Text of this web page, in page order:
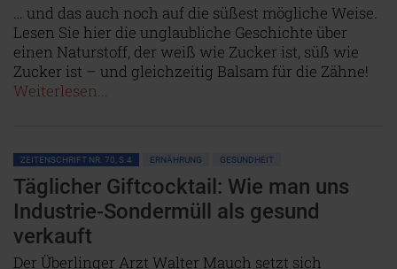
… und das auch noch auf die süßest mögliche Weise.
Lesen Sie hier die unglaubliche Geschichte über
einen Naturstoff, der weiß wie Zucker ist, süß wie
Zucker ist – und gleichzeitig Balsam für die Zähne!
Weiterlesen...
ZEITENSCHRIFT NR. 70, S.4 ERNÄHRUNG GESUNDHEIT
Täglicher Giftcocktail: Wie man uns
Industrie-Sondermüll als gesund
verkauft
Der Überlinger Arzt Walter Mauch setzt sich